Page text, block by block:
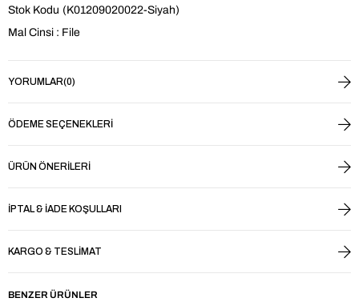
Stok Kodu (K01209020022-Siyah)
Mal Cinsi : File
YORUMLAR(0)
ÖDEME SEÇENEKLERI
ÜRÜN ÖNERILERI
İPTAL & İADE KOŞULLARI
KARGO & TESLIMAT
BENZER ÜRÜNLER